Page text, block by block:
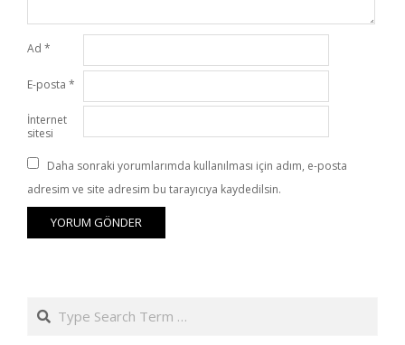
Ad *
E-posta *
İnternet
sitesi
Daha sonraki yorumlarımda kullanılması için adım, e-posta
adresim ve site adresim bu tarayıcıya kaydedilsin.
Search